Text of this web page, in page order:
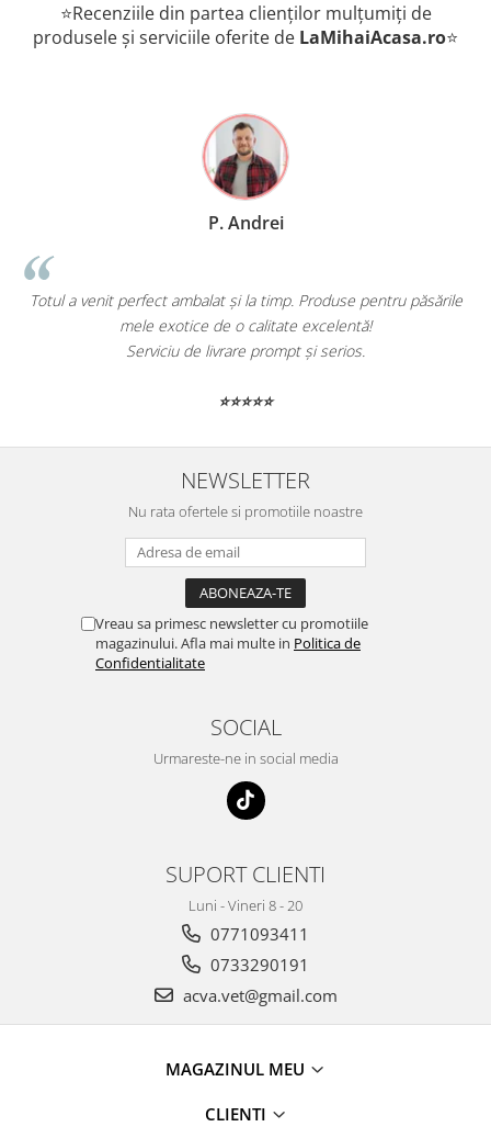
⭐Recenziile din partea clienților mulțumiți de
produsele și serviciile oferite de LaMihaiAcasa.ro⭐
P. Andrei
Totul a venit perfect ambalat și la timp. Produse pentru păsările
mele exotice de o calitate excelentă!
Serviciu de livrare prompt și serios.
⭐⭐⭐⭐⭐
NEWSLETTER
Nu rata ofertele si promotiile noastre
Vreau sa primesc newsletter cu promotiile
magazinului. Afla mai multe in Politica de
Confidentialitate
SOCIAL
Urmareste-ne in social media
SUPORT CLIENTI
Luni - Vineri 8 - 20
0771093411
0733290191
acva.vet@gmail.com
MAGAZINUL MEU
CLIENTI